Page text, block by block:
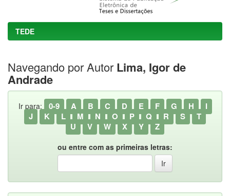
TEDE
Navegando por Autor Lima, Igor de
Andrade
Ir para: 0-9 A B C D E F G H
I
J
K L M N O P Q R S
T
U
V W X Y Z
ou entre com as primeiras letras: